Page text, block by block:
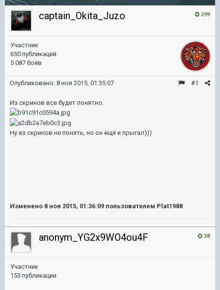
299
captain_Okita_Juzo
Участник
650 публикаций
5 087 боёв
#1
Опубликовано: 8 ноя 2015, 01:35:07
Из скринов все будет понятно:
Ну из скринов не понять, но он ещё и прыгал)))
Изменено 8 ноя 2015, 01:36:09 пользователем Plat1988
38
anonym_YG2x9WO4ou4F
Участник
153 публикации